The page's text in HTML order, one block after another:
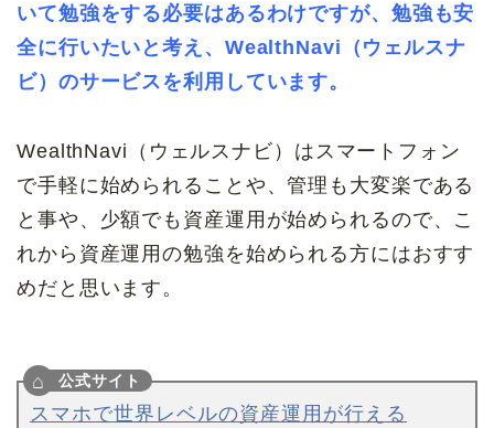
いて勉強をする必要はあるわけですが、勉強も安
全に行いたいと考え、WealthNavi（ウェルスナ
ビ）のサービスを利用しています。
WealthNavi（ウェルスナビ）はスマートフォン
で手軽に始められることや、管理も大変楽である
と事や、少額でも資産運用が始められるので、こ
れから資産運用の勉強を始められる方にはおすす
めだと思います。
スマホで世界レベルの資産運用が行える